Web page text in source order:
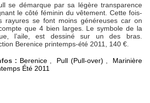
se démarque par sa légère transparence
le côté féminin du vêtement. Cette fois-
rayures se font moins généreuses car on
que 4 bien larges. Le symbole de la
l’aile, est dessiné sur un des bras.
Berenice printemps-été 2011, 140 €.
: Berenice, Pull (Pull-over) , Marinière
Été 2011